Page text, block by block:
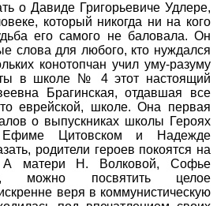
о Давиде Григорьевиче Удлере,
который никогда ни на кого
его самого не баловала. Он
слова для любого, кто нуждался
конотопчан учил уму-разуму
в школе № 4 этот настоящий
Брагинская, отдавшая все
еврейской, школе. Она первая
о выпускниках школы Героях
Ефиме Цитовском и Надежде
родители героев покоятся на
А матери Н. Волковой, Софье
можно посвятить целое
веря в коммунистическую